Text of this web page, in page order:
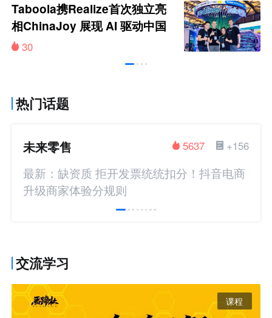
Taboola携Realize首次独立亮
相ChinaJoy 展现 AI 驱动中国
品牌全球增长新图景
30
热门话题
未来零售 +156
5637
最新：缺资质 拒开发票统统扣分！抖音电商
升级商家体验分规则
交流学习
课程